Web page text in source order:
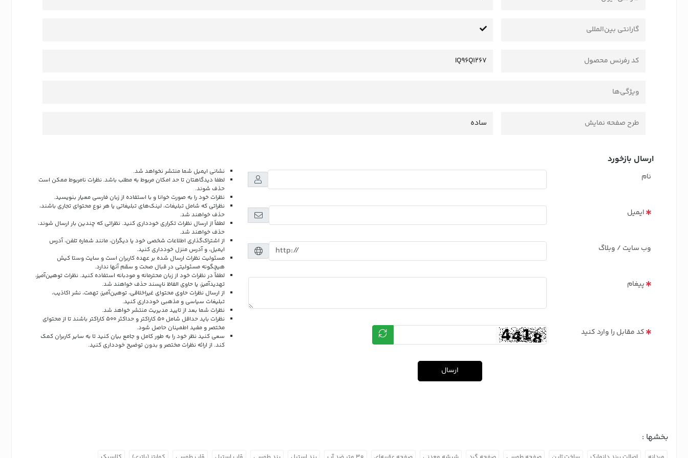
گارانتی بین‌المللی
کد رفرنس محصول IQ96Q1267
ویژگی‌ها
طرح صفحه نمایش ساده
ارسال بازخورد
نام
ایمیل
وب سایت / وبلاگ
پیغام
کد مقابل را وارد کنید
ارسال
نشانی ایمیل شما منتشر نخواهد شد.
لطفا دیدگاهتان تا حد امکان مربوط به مطلب باشد. نظرات نامربوط ممکن است
حذف شوند.
نظرات خود را به صورت خوانا و با استفاده از زبان فارسی معیار بنویسید.
نظراتی که شامل تبلیغات، لینک‌های تبلیغاتی یا هر نوع محتوای تجاری باشند،
حذف خواهند شد.
لطفاً از ارسال نظرات تکراری خودداری کنید. نظراتی که چندین بار ارسال شوند،
حذف خواهند شد.
از اشتراک‌گذاری اطلاعات شخصی خود یا دیگران، مانند شماره تلفن، آدرس
ایمیل، و آدرس منزل خودداری کنید.
مسئولیت نظرات ارسال شده بر عهده کاربران است و سایت وستا کیش
هیچگونه مسئولیتی در قبال صحت و سقم آنها ندارد.
لطفاً در نظرات خود از زبان محترمانه و مودبانه استفاده کنید. نظرات توهین‌آمیز،
تهدیدآمیز، یا حاوی الفاظ ناپسند حذف خواهند شد.
از ارسال نظرات حاوی محتوای غیراخلاقی، توهین‌آمیز، تهمت، نشر اکاذیب،
تبلیغات سیاسی و مذهبی خودداری کنید.
نظرات شما بعد از تایید مدیریت منتشر خواهد شد.
نظرات باید حداقل شامل 50 کاراکتر و حداکثر 500 کاراکتر باشند تا از محتوای
مختصر و مفید اطمینان حاصل شود.
سعی کنید نظر خود را به طور کامل و جامع بیان کنید تا به سایر کاربران کمک
کند. از ارائه نظرات مختصر و بدون توضیح خودداری کنید.
بخشها :